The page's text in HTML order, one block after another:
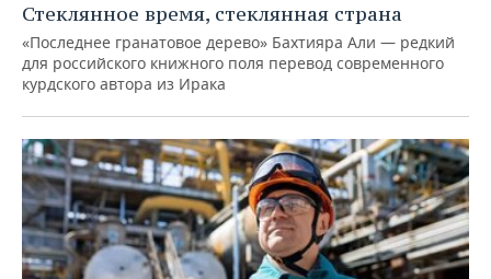
Стеклянное время, стеклянная страна
«Последнее гранатовое дерево» Бахтияра Али — редкий
для российского книжного поля перевод современного
курдского автора из Ирака